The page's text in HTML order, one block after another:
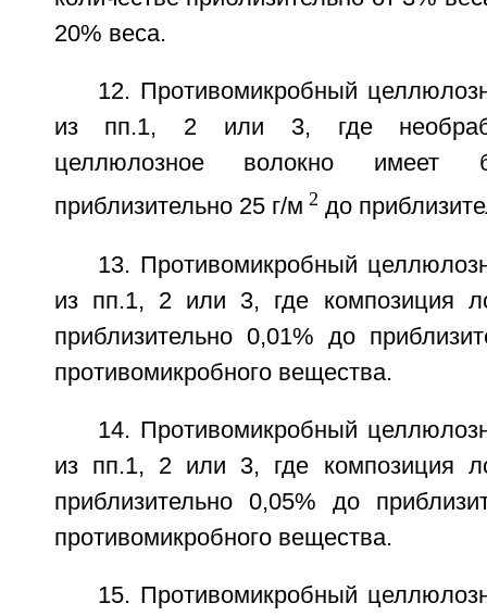
20% веса.
12. Противомикробный
из пп.1, 2 или 3, где
целлюлозное волокно
приблизительно 25 г/м 2 до
13. Противомикробный
из пп.1, 2 или 3, где композиция
приблизительно 0,01% до
противомикробного вещества.
14. Противомикробный
из пп.1, 2 или 3, где композиция
приблизительно 0,05% до
противомикробного вещества.
15. Противомикробный